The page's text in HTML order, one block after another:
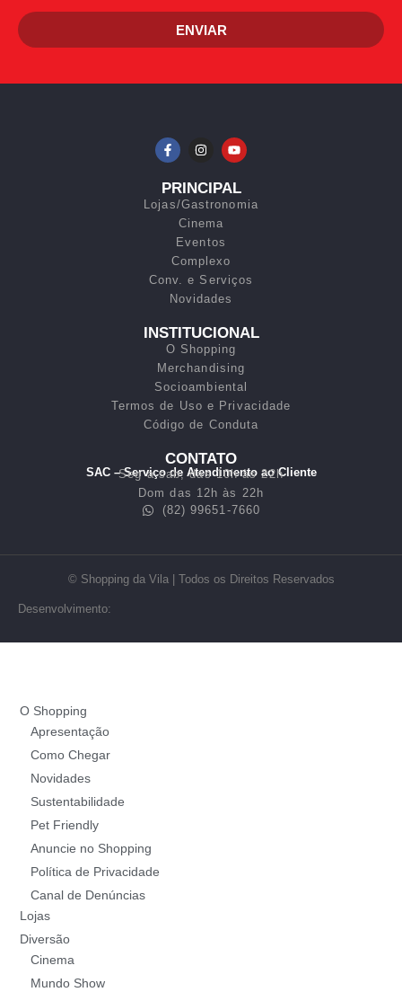
ENVIAR
PRINCIPAL
Lojas/Gastronomia
Cinema
Eventos
Complexo
Conv. e Serviços
Novidades
INSTITUCIONAL
O Shopping
Merchandising
Socioambiental
Termos de Uso e Privacidade
Código de Conduta
CONTATO
SAC – Serviço de Atendimento ao Cliente
Seg a sab, das 10h às 22h
Dom das 12h às 22h
(82) 99651-7660
© Shopping da Vila | Todos os Direitos Reservados
Desenvolvimento:
O Shopping
Apresentação
Como Chegar
Novidades
Sustentabilidade
Pet Friendly
Anuncie no Shopping
Política de Privacidade
Canal de Denúncias
Lojas
Diversão
Cinema
Mundo Show